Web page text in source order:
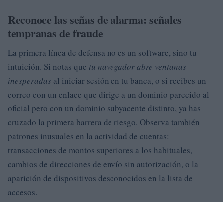
Reconoce las señas de alarma: señales
tempranas de fraude
La primera línea de defensa no es un software, sino tu
intuición. Si notas que tu navegador abre ventanas
inesperadas al iniciar sesión en tu banca, o si recibes un
correo con un enlace que dirige a un dominio parecido al
oficial pero con un dominio subyacente distinto, ya has
cruzado la primera barrera de riesgo. Observa también
patrones inusuales en la actividad de cuentas:
transacciones de montos superiores a los habituales,
cambios de direcciones de envío sin autorización, o la
aparición de dispositivos desconocidos en la lista de
accesos.